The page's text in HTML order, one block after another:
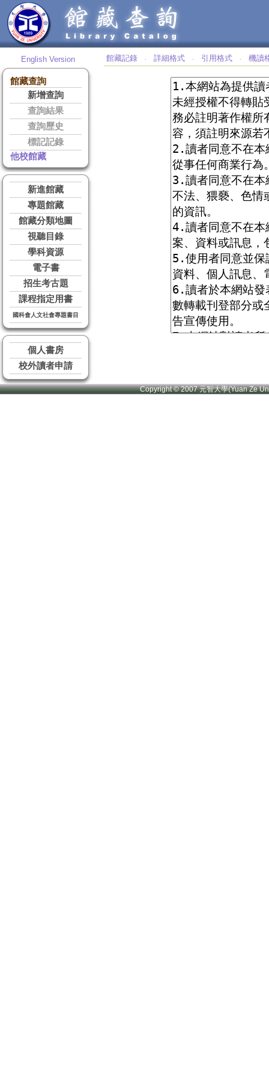
English Version
館藏查詢
新增查詢
查詢結果
查詢歷史
標記記錄
他校館藏
新進館藏
專題館藏
館藏分類地圖
視聽目錄
學科資源
電子書
招生考古題
課程指定用書
國科會人文社會專題書目
個人書房
校外讀者申請
館藏記錄 ‧ 詳細格式 ‧ 引用格式 ‧ 機讀
Copyright © 2007 元智大學(Yuan Ze